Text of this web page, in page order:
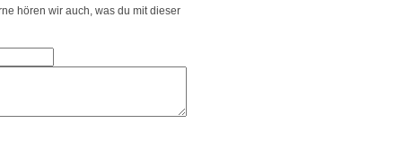
hören wir auch, was du mit dieser